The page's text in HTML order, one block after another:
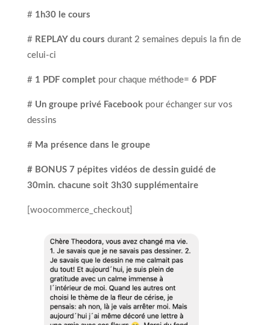
# 1h30 le cours
#REPLAY du cours durant 2 semaines depuis la fin de
celui-ci
# 1 PDF completpour chaque méthode= 6 PDF
# Un groupe privé Facebook pour échanger sur vos
dessins
# Ma présence dans le groupe
# BONUS 7 pépites vidéos de dessin guidé de
30min. chacune soit 3h30 supplémentaire
[woocommerce_checkout]